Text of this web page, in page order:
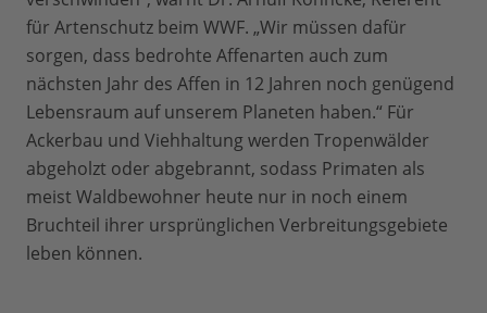
für Artenschutz beim WWF. „Wir müssen dafür
sorgen, dass bedrohte Affenarten auch zum
nächsten Jahr des Affen in 12 Jahren noch genügend
Lebensraum auf unserem Planeten haben.“ Für
Ackerbau und Viehhaltung werden Tropenwälder
abgeholzt oder abgebrannt, sodass Primaten als
meist Waldbewohner heute nur in noch einem
Bruchteil ihrer ursprünglichen Verbreitungsgebiete
leben können.